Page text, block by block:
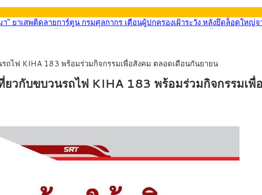
ก.ค. 2569) ซื้อขายในกรอบ 33.40-34.00 มองเฟดคงดอกเบี้ย
องไทย เดินหน้า 5 ยุทธศาสตร์ รื้อโครงสร้างเศรษฐกิจ ดันไทยโตเต็มศักยภาพ
” ยาเสพติดลายการ์ตูน กรมศุลกากร เตือนผู้ปกครองเฝ้าระวัง หลังยึดล็อตใหญ่จ
ถไฟ KIHA 183 พร้อมร่วมกิจกรรมเพื่อสังคม ตลอดเดือนกันยายน
ยวกับขบวนรถไฟ KIHA 183 พร้อมร่วมกิจกรรมเ